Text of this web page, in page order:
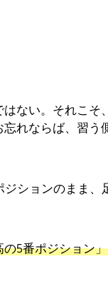
ない。それこ
れならば、習う
ションのまま
5番ポジション